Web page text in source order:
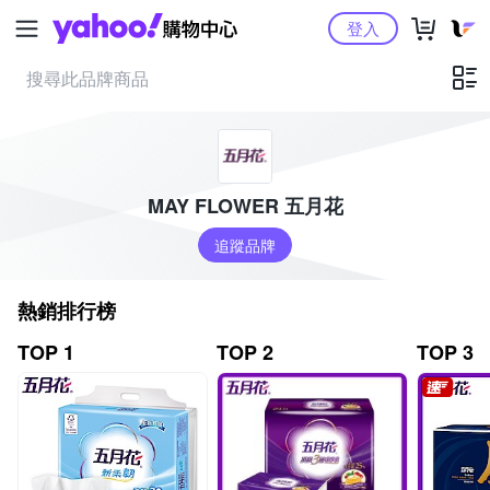
Yahoo購物中心登入
MAY FLOWER 五月花
追蹤品牌
熱銷排行榜
TOP 1
TOP 2 TOP 3